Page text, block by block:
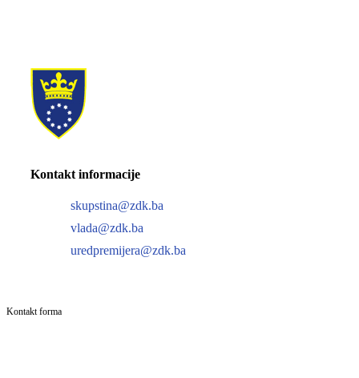
Kontakt informacije
skupstina@zdk.ba
vlada@zdk.ba
uredpremijera@zdk.ba
Kontakt forma